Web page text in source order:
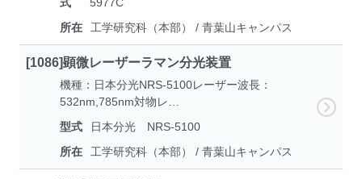
所在
工学研究科（本部） / 青葉山キャンパス
[1086]顕微レーザーラマン分光装置
機種：日本分光NRS-5100レーザー波長：
532nm,785nm対物レ…
型式
日本分光 NRS-5100
所在
工学研究科（本部） / 青葉山キャンパス